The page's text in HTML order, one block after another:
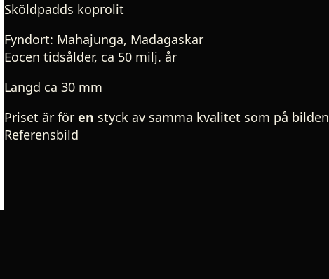
Sköldpadds koprolit
Fyndort: Mahajunga, Madagaskar
Eocen tidsålder, ca 50 milj. år
Längd ca 30 mm
Priset är för en styck av samma kvalitet som på bilden
Referensbild